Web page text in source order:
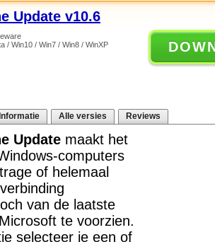
Update v10.6
/ Win10 / Win7 / Win8 / WinXP
Informatie Alle versies Reviews
Update maakt het
computers
of helemaal
van de laatste
te voorzien.
selecteer je een of